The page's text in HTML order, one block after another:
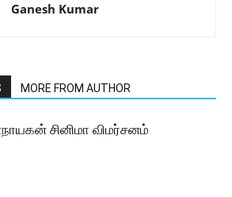
Ganesh Kumar
MORE FROM AUTHOR
சினிமா விமர்சனம்